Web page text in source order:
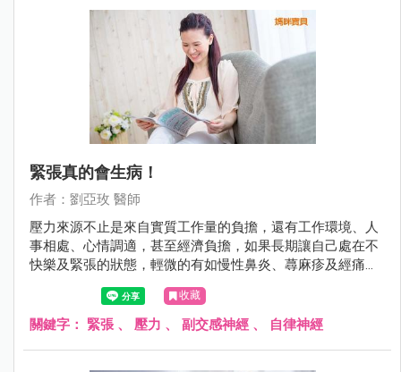
緊張真的會生病！
作者：劉亞玫 醫師
壓力來源不止是來自實質工作量的負擔，還有工作環境、人
事相處、心情調適，甚至經濟負擔，如果長期讓自己處在不
快樂及緊張的狀態，輕微的有如慢性鼻炎、蕁麻疹及經痛，
嚴重的有人年紀約20多歲已確診為乾燥症候群或生育困難，
甚至不明原因停經。
收藏
關鍵字： 緊張 、 壓力 、 副交感神經 、 自律神經